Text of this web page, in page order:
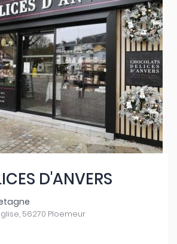
D'ANVERS
56270 Ploemeur